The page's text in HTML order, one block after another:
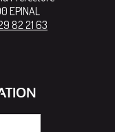
EPINAL
82 21 63